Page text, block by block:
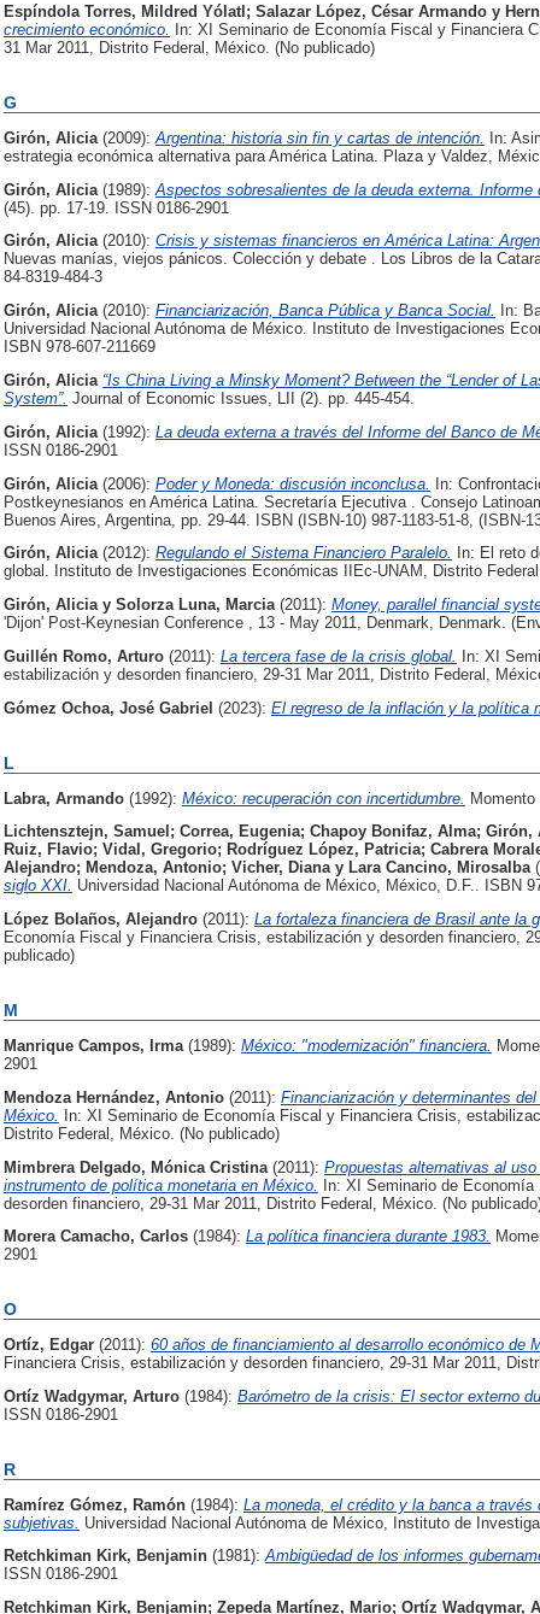
Espíndola Torres, Mildred Yólatl ; Salazar López, César Armando y
crecimiento económico.
In: XI Seminario de Economía Fiscal y Financiera
31 Mar 2011, Distrito Federal, México. (No publicado)
G
Girón, Alicia (2009): Argentina: historia sin fin y cartas de intención.
In:
estrategia económica alternativa para América Latina. Plaza y Valdez,
Girón, Alicia (1989): Aspectos sobresalientes de la deuda externa.
(45). pp. 17-19. ISSN 0186-2901
Girón, Alicia (2010): Crisis y sistemas financieros en América Latina:
Nuevas manías, viejos pánicos. Colección y debate . Los Libros de la
84-8319-484-3
Girón, Alicia (2010): Financiarización, Banca Pública y Banca Social.
In:
Universidad Nacional Autónoma de México. Instituto de Investigaciones
ISBN 978-607-211669
Girón, Alicia “Is China Living a Minsky Moment? Between the “Lender of
System”. Journal of Economic Issues, LII (2). pp. 445-454.
Girón, Alicia (1992): La deuda externa a través del Informe del Banco de
ISSN 0186-2901
Girón, Alicia (2006): Poder y Moneda: discusión inconclusa. In:
Postkeynesianos en América Latina. Secretaría Ejecutiva . Consejo
Buenos Aires, Argentina, pp. 29-44. ISBN (ISBN-10) 987-1183-51-8, (ISBN-
Girón, Alicia (2012): Regulando el Sistema Financiero Paralelo.
In: El reto
global. Instituto de Investigaciones Económicas IIEc-UNAM, Distrito
Girón, Aliciay Solorza Luna, Marcia (2011): Money, parallel financial
'Dijon' Post-Keynesian Conference , 13 - May 2011, Denmark, Denmark.
Guillén Romo, Arturo (2011): La tercera fase de la crisis global.
In: XI
estabilización y desorden financiero, 29-31 Mar 2011, Distrito Federal,
Gómez Ochoa, José Gabriel (2023): El regreso de la inflación y la política
L
Labra, Armando (1992): México: recuperación con incertidumbre.
Lichtensztejn, Samuel ; Correa, Eugenia; Chapoy Bonifaz, Alma; Girón,
Ruiz, Flavio; Vidal, Gregorio; Rodríguez López, Patricia; Cabrera
Alejandro; Mendoza, Antonio; Vicher, Dianay Lara Cancino, Mirosalba
siglo XXI. Universidad Nacional Autónoma de México, México, D.F.. ISBN
López Bolaños, Alejandro (2011): La fortaleza financiera de Brasil ante la
Economía Fiscal y Financiera Crisis, estabilización y desorden financiero,
publicado)
M
Manrique Campos, Irma (1989): México: "modernización" financiera.
2901
Mendoza Hernández, Antonio (2011): Financiarización y determinantes
México. In: XI Seminario de Economía Fiscal y Financiera Crisis,
Distrito Federal, México. (No publicado)
Mimbrera Delgado, Mónica Cristina (2011): Propuestas alternativas al
instrumento de política monetaria en México. In: XI Seminario de
desorden financiero, 29-31 Mar 2011, Distrito Federal, México. (No
Morera Camacho, Carlos (1984): La política financiera durante 1983.
2901
O
Ortíz, Edgar (2011): 60 años de financiamiento al desarrollo económico de
Financiera Crisis, estabilización y desorden financiero, 29-31 Mar 2011,
Ortíz Wadgymar, Arturo (1984): Barómetro de la crisis: El sector externo
ISSN 0186-2901
R
Ramírez Gómez, Ramón (1984): La moneda, el crédito y la banca a
subjetivas.
Universidad Nacional Autónoma de México, Instituto de
Retchkiman Kirk, Benjamin (1981):Ambigüedad de los informes
ISSN 0186-2901
Retchkiman Kirk, Benjamin; Zepeda Martínez, Mario; Ortíz Wadgymar,